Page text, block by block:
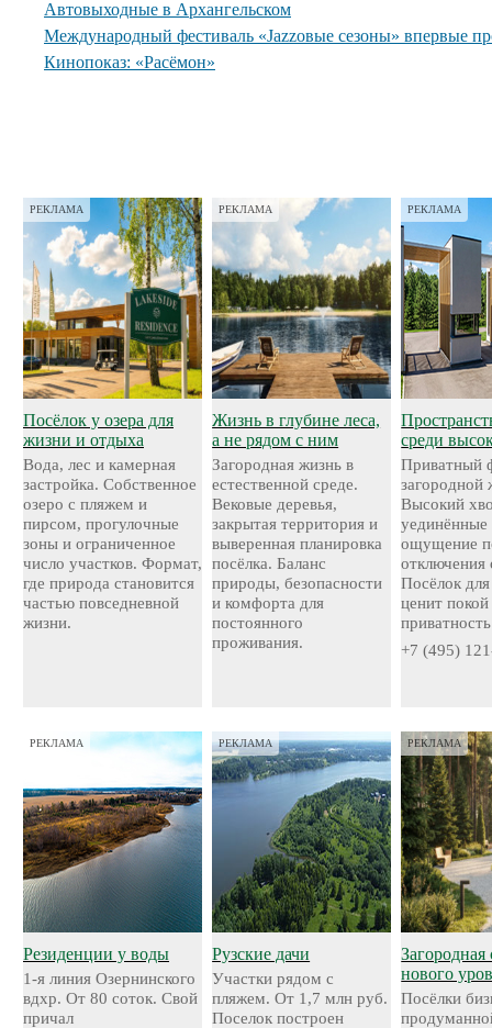
Автовыходные в Архангельском
Международный фестиваль «Jazzовые сезоны» впервые
Кинопоказ: «Расёмон»
РЕКЛАМА
Посёлок у озера для
жизни и отдыха
Вода, лес и камерная
застройка. Собственное
озеро с пляжем и
пирсом, прогулочные
зоны и ограниченное
число участков. Формат,
где природа становится
частью повседневной
жизни.
РЕКЛАМА
Жизнь в глубине леса,
а не рядом с ним
Загородная жизнь в
естественной среде.
Вековые деревья,
закрытая территория и
выверенная планировка
посёлка. Баланс
природы, безопасности
и комфорта для
постоянного
проживания.
РЕКЛАМА
среди
Приватный
загородной
Высокий
уединённые
ощущение
отключения
Посёлок
ценит
приватность
+7 (495)
РЕКЛАМА
Резиденции у воды
1-я линия Озернинского
вдхр. От 80 соток. Свой
причал
РЕКЛАМА
Рузские дачи
Участки рядом с
пляжем. От 1,7 млн руб.
Поселок построен
РЕКЛАМА
Загородная
нового
Посёлки